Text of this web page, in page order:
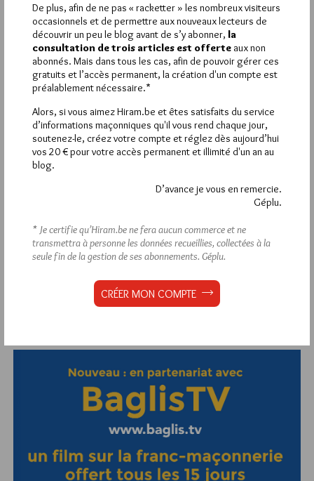
VOUS INSCRIRE
Déjà inscrit(e) ?Connectez-vous
Hier jeudi 6 août 2026, Hiram.be a reçu1 672 visites
2 608 pages
Plus d’informations
Quels sont les articles les plus lus du blog ?
De plus, afin de ne pas « racketter » les nombreux visiteurs
occasionnels et de permettre aux nouveaux lecteurs de
découvrir un peu le blog avant de s’y abonner, la
consultation de trois articles est offerte aux non
abonnés. Mais dans tous les cas, afin de pouvoir gérer ces
gratuits et l’accès permanent, la création d'un compte est
préalablement nécessaire.*
Alors, si vous aimez Hiram.be et êtes satisfaits du service
d’informations maçonniques qu'il vous rend chaque jour,
soutenez-le, créez votre compte et réglez dès aujourd’hui
vos 20 € pour votre accès permanent et illimité d'un an au
blog.
D’avance je vous en remercie.
Géplu.
* Je certifie qu’Hiram.be ne fera aucun commerce et ne
transmettra à personne les données recueillies, collectées à la
seule fin de la gestion de ses abonnements. Géplu.
CRÉER MON COMPTE